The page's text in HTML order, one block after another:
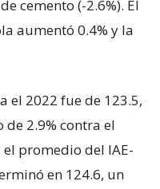
cemento (-2.6%). El
aumentó 0.4% y la
el 2022 fue de 123.5,
2.9% contra el
el promedio del IAE-
en 124.6, un